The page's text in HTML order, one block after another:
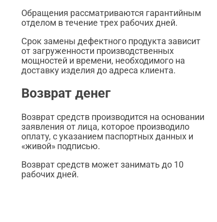
Обращения рассматриваются гарантийным
отделом в течение трех рабочих дней.
Срок замены дефектного продукта зависит
от загруженности производственных
мощностей и времени, необходимого на
доставку изделия до адреса клиента.
Возврат денег
Возврат средств производится на основании
заявления от лица, которое производило
оплату, с указанием паспортных данных и
«живой» подписью.
Возврат средств может занимать до 10
рабочих дней.